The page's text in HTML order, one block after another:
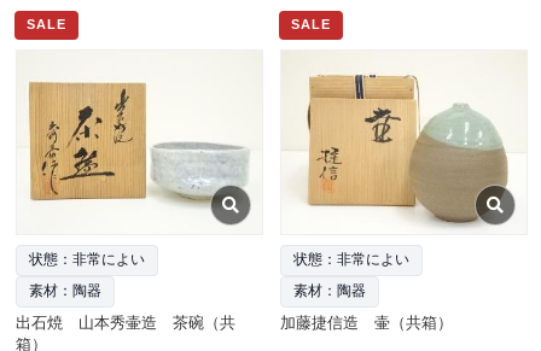
SALE
状態：非常によい
素材：陶器
出石焼 山本秀壷造 茶碗（共
箱）
SALE
状態：非常によい
素材：陶器
加藤捷信造 壷（共箱）